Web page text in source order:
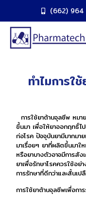
(662)
ทำไมการใ
การใช้ยาต้านจุลชีพ หมา
ขึ้นมา เพื่อให้ยาออกฤทธิ์ไ
ก่อโรค ปัจจุบันยามีมากม
มาเรื่อยๆ ยาที่ผลิตขึ้นมา
หรือยาบางตัวอาจมีการสัง
ยาเพื่อรักษาโรคควรใช้อ
การรักษาที่ดีกว่าและสิ้นเป
การใช้ยาต้านจุลชีพเพื่อก